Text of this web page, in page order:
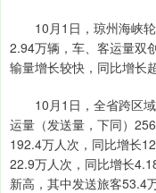
10月1日，琼州海峡轮
2.94万辆，车、客运量双
输量增长较快，同比增长
10月1日，全省跨区域
运量（发送量，下同）
192.4万人次，同比增长
22.9万人次，同比增长
新高，其中发送旅客53.4